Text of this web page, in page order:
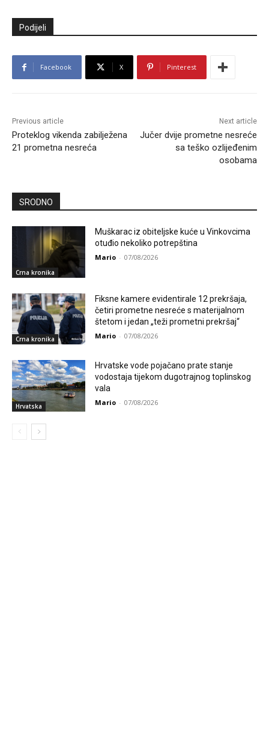
Podijeli
Facebook X Pinterest
Previous article
Proteklog vikenda zabilježena
21 prometna nesreća
Next article
Jučer dvije prometne nesreće
sa teško ozlijeđenim
osobama
SRODNO
Crna kronika
Muškarac iz obiteljske kuće u Vinkovcima
otuđio nekoliko potrepština
Mario - 07/08/2026
Crna kronika
Fiksne kamere evidentirale 12 prekršaja,
četiri prometne nesreće s materijalnom
štetom i jedan „teži prometni prekršaj“
Mario - 07/08/2026
Hrvatska
Hrvatske vode pojačano prate stanje
vodostaja tijekom dugotrajnog toplinskog
vala
Mario - 07/08/2026